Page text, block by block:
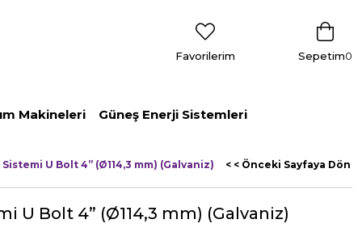
Sepetim0
Favorilerim
Makineleri Güneş Enerji Sistemleri
U Bolt 4” (Ø114,3 mm) (Galvaniz) < < Önceki Sayfaya Dön
U Bolt 4” (Ø114,3 mm) (Galvaniz)